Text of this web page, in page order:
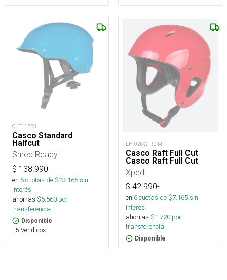
OUT11223
Casco Standard
Halfcut
Shred Ready
$ 138.990
en 6cuotas de $23.165sin
interés
ahorras $5.560 por
transferencia.
Disponible
+5 Vendidos
LH-026W-RD-M
Casco Raft Full Cut
Casco Raft Full Cut
Xped
$ 42.990-
en 6cuotas de $7.165sin
interés
ahorras $1.720 por
transferencia.
Disponible